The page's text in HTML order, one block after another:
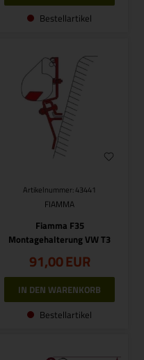
Bestellartikel
Artikelnummer: 43441
FIAMMA
Fiamma F35
Montagehalterung VW T3
91,00EUR
Bestellartikel